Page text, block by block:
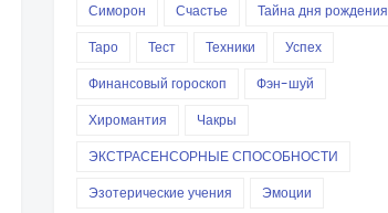
Симорон
Счастье
Тайна дня рождения
Таро
Тест Техники
Успех
Финансовый гороскоп
Фэн-шуй
Хиромантия
Чакры
ЭКСТРАСЕНСОРНЫЕ СПОСОБНОСТИ
Эзотерические учения
Эмоции